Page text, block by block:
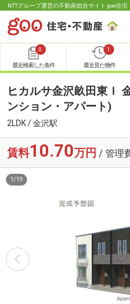
NTTグループ運営の不動産総合サイト goo住宅
0
最近検索した条件
1
最近見た物件
ヒカルサ金沢畝田東Ｉ
ンション・アパート)
2LDK / 金沢駅
賃料10.70万円 / 管理
1 /19